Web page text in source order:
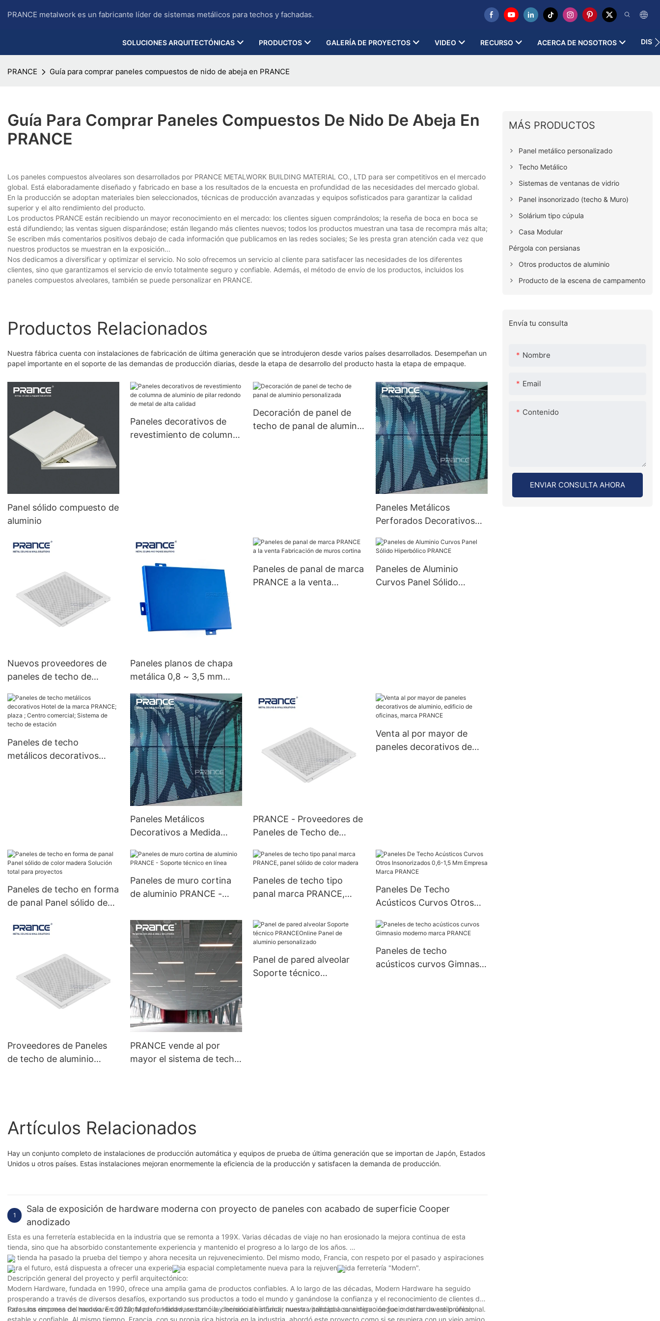
PRANCE metalwork es un fabricante líder de sistemas metálicos para techos y fachadas.
SOLUCIONES ARQUITECTÓNICAS PRODUCTOS GALERÍA DE PROYECTOS VIDEO RECURSO ACERCA DE NOSOTROS
PRANCE Guía para comprar paneles compuestos de nido de abeja en PRANCE
Guía Para Comprar Paneles Compuestos De Nido De Abeja En
PRANCE
Los paneles compuestos alveolares son desarrollados por PRANCE METALWORK BUILDING MATERIAL CO., LTD para ser competitivos en el mercado
global. Está elaboradamente diseñado y fabricado en base a los resultados de la encuesta en profundidad de las necesidades del mercado global.
En la producción se adoptan materiales bien seleccionados, técnicas de producción avanzadas y equipos sofisticados para garantizar la calidad
superior y el alto rendimiento del producto.
Los productos PRANCE están recibiendo un mayor reconocimiento en el mercado: los clientes siguen comprándolos; la reseña de boca en boca se
está difundiendo; las ventas siguen disparándose; están llegando más clientes nuevos; todos los productos muestran una tasa de recompra más alta;
Se escriben más comentarios positivos debajo de cada información que publicamos en las redes sociales; Se les presta gran atención cada vez que
nuestros productos se muestran en la exposición...
Nos dedicamos a diversificar y optimizar el servicio. No solo ofrecemos un servicio al cliente para satisfacer las necesidades de los diferentes
clientes, sino que garantizamos el servicio de envío totalmente seguro y confiable. Además, el método de envío de los productos, incluidos los
paneles compuestos alveolares, también se puede personalizar en PRANCE.
Productos Relacionados
Nuestra fábrica cuenta con instalaciones de fabricación de última generación que se introdujeron desde varios países desarrollados. Desempeñan un
papel importante en el soporte de las demandas de producción diarias, desde la etapa de desarrollo del producto hasta la etapa de empaque.
Panel sólido compuesto de
aluminio
Paneles decorativos de
revestimiento de columna
Decoración de panel de
techo de panal de aluminio
Paneles Metálicos
Perforados Decorativos
Cortina Marca PRANCE
Nuevos proveedores de
paneles de techo de
CABRIOLA
Paneles planos de chapa
metálica 0,8 ~ 3,5 mm
RO/PLATA...... PRANCE
Paneles de panal de marca
PRANCE a la venta
Paneles de Aluminio
Curvos Panel Sólido
Paneles de techo
metálicos decorativos
Paneles Metálicos
Decorativos a Medida
Personalizada PRANCE
PRANCE - Proveedores de
Paneles de Techo de
o Británico 8mm; 10 mm;
Venta al por mayor de
paneles decorativos de
Paneles de techo en forma
de panal Panel sólido de
total para proyectos
Paneles de muro cortina
de aluminio PRANCE -
Paneles de techo tipo
panal marca PRANCE,
madera
Paneles De Techo
Acústicos Curvos Otros
Empresa Marca PRANCE
Proveedores de Paneles
de techo de aluminio
PRANCE vende al por
mayor el sistema de techo
Panel de pared alveolar
Soporte técnico
Paneles de techo
acústicos curvos Gimnasio
Artículos Relacionados
Hay un conjunto completo de instalaciones de producción automática y equipos de prueba de última generación que se importan de Japón, Estados
Unidos u otros países. Estas instalaciones mejoran enormemente la eficiencia de la producción y satisfacen la demanda de producción.
1
Sala de exposición de hardware moderna con proyecto de paneles con acabado de superficie Cooper
anodizado
Esta es una ferretería establecida en la industria que se remonta a 199X. Varias décadas de viaje no han erosionado la mejora continua de esta
tienda, sino que ha absorbido constantemente experiencia y mantenido el progreso a lo largo de los años.
La tienda ha pasado la prueba del tiempo y ahora necesita un rejuvenecimiento. Del mismo modo, Francia, con respeto por el pasado y aspiraciones
para el futuro, está dispuesta a ofrecer una experiencia espacial completamente nueva para la rejuvenecida ferretería "Modern".
Descripción general del proyecto y perfil arquitectónico:
Modern Hardware, fundada en 1990, ofrece una amplia gama de productos confiables. A lo largo de las décadas, Modern Hardware ha seguido
prosperando a través de diversos desafíos, exportando sus productos a todo el mundo y ganándose la confianza y el reconocimiento de clientes de
todos los rincones del mundo. En 2020, Modern Hardware tomó la decisión de infundir nueva vitalidad a su antiguo negocio de hardware profesional.
Para una empresa de hardware con tanta profundidad, sustancia y herencia histórica, nuestra principal consideración fue mostrar un estilo único,
MÁS PRODUCTOS
Panel metálico personalizado
Techo Metálico
Sistemas de ventanas de vidrio
Panel insonorizado (techo & Muro)
Solárium tipo cúpula
Casa Modular
Pérgola con persianas
Otros productos de aluminio
Producto de la escena de campamento
Envía tu consulta
Nombre
Email
Contenido
ENVIAR CONSULTA AHORA